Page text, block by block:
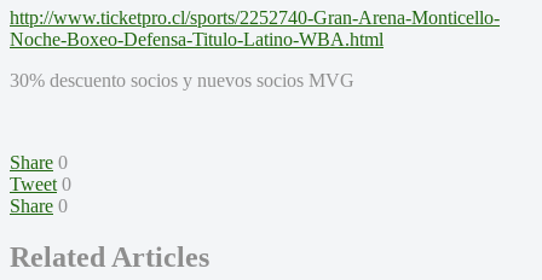
http://www.ticketpro.cl/sports/2252740-Gran-Arena-Monticello-
Noche-Boxeo-Defensa-Titulo-Latino-WBA.html
30% descuento socios y nuevos socios MVG
Share 0
Tweet 0
Share 0
Related Articles